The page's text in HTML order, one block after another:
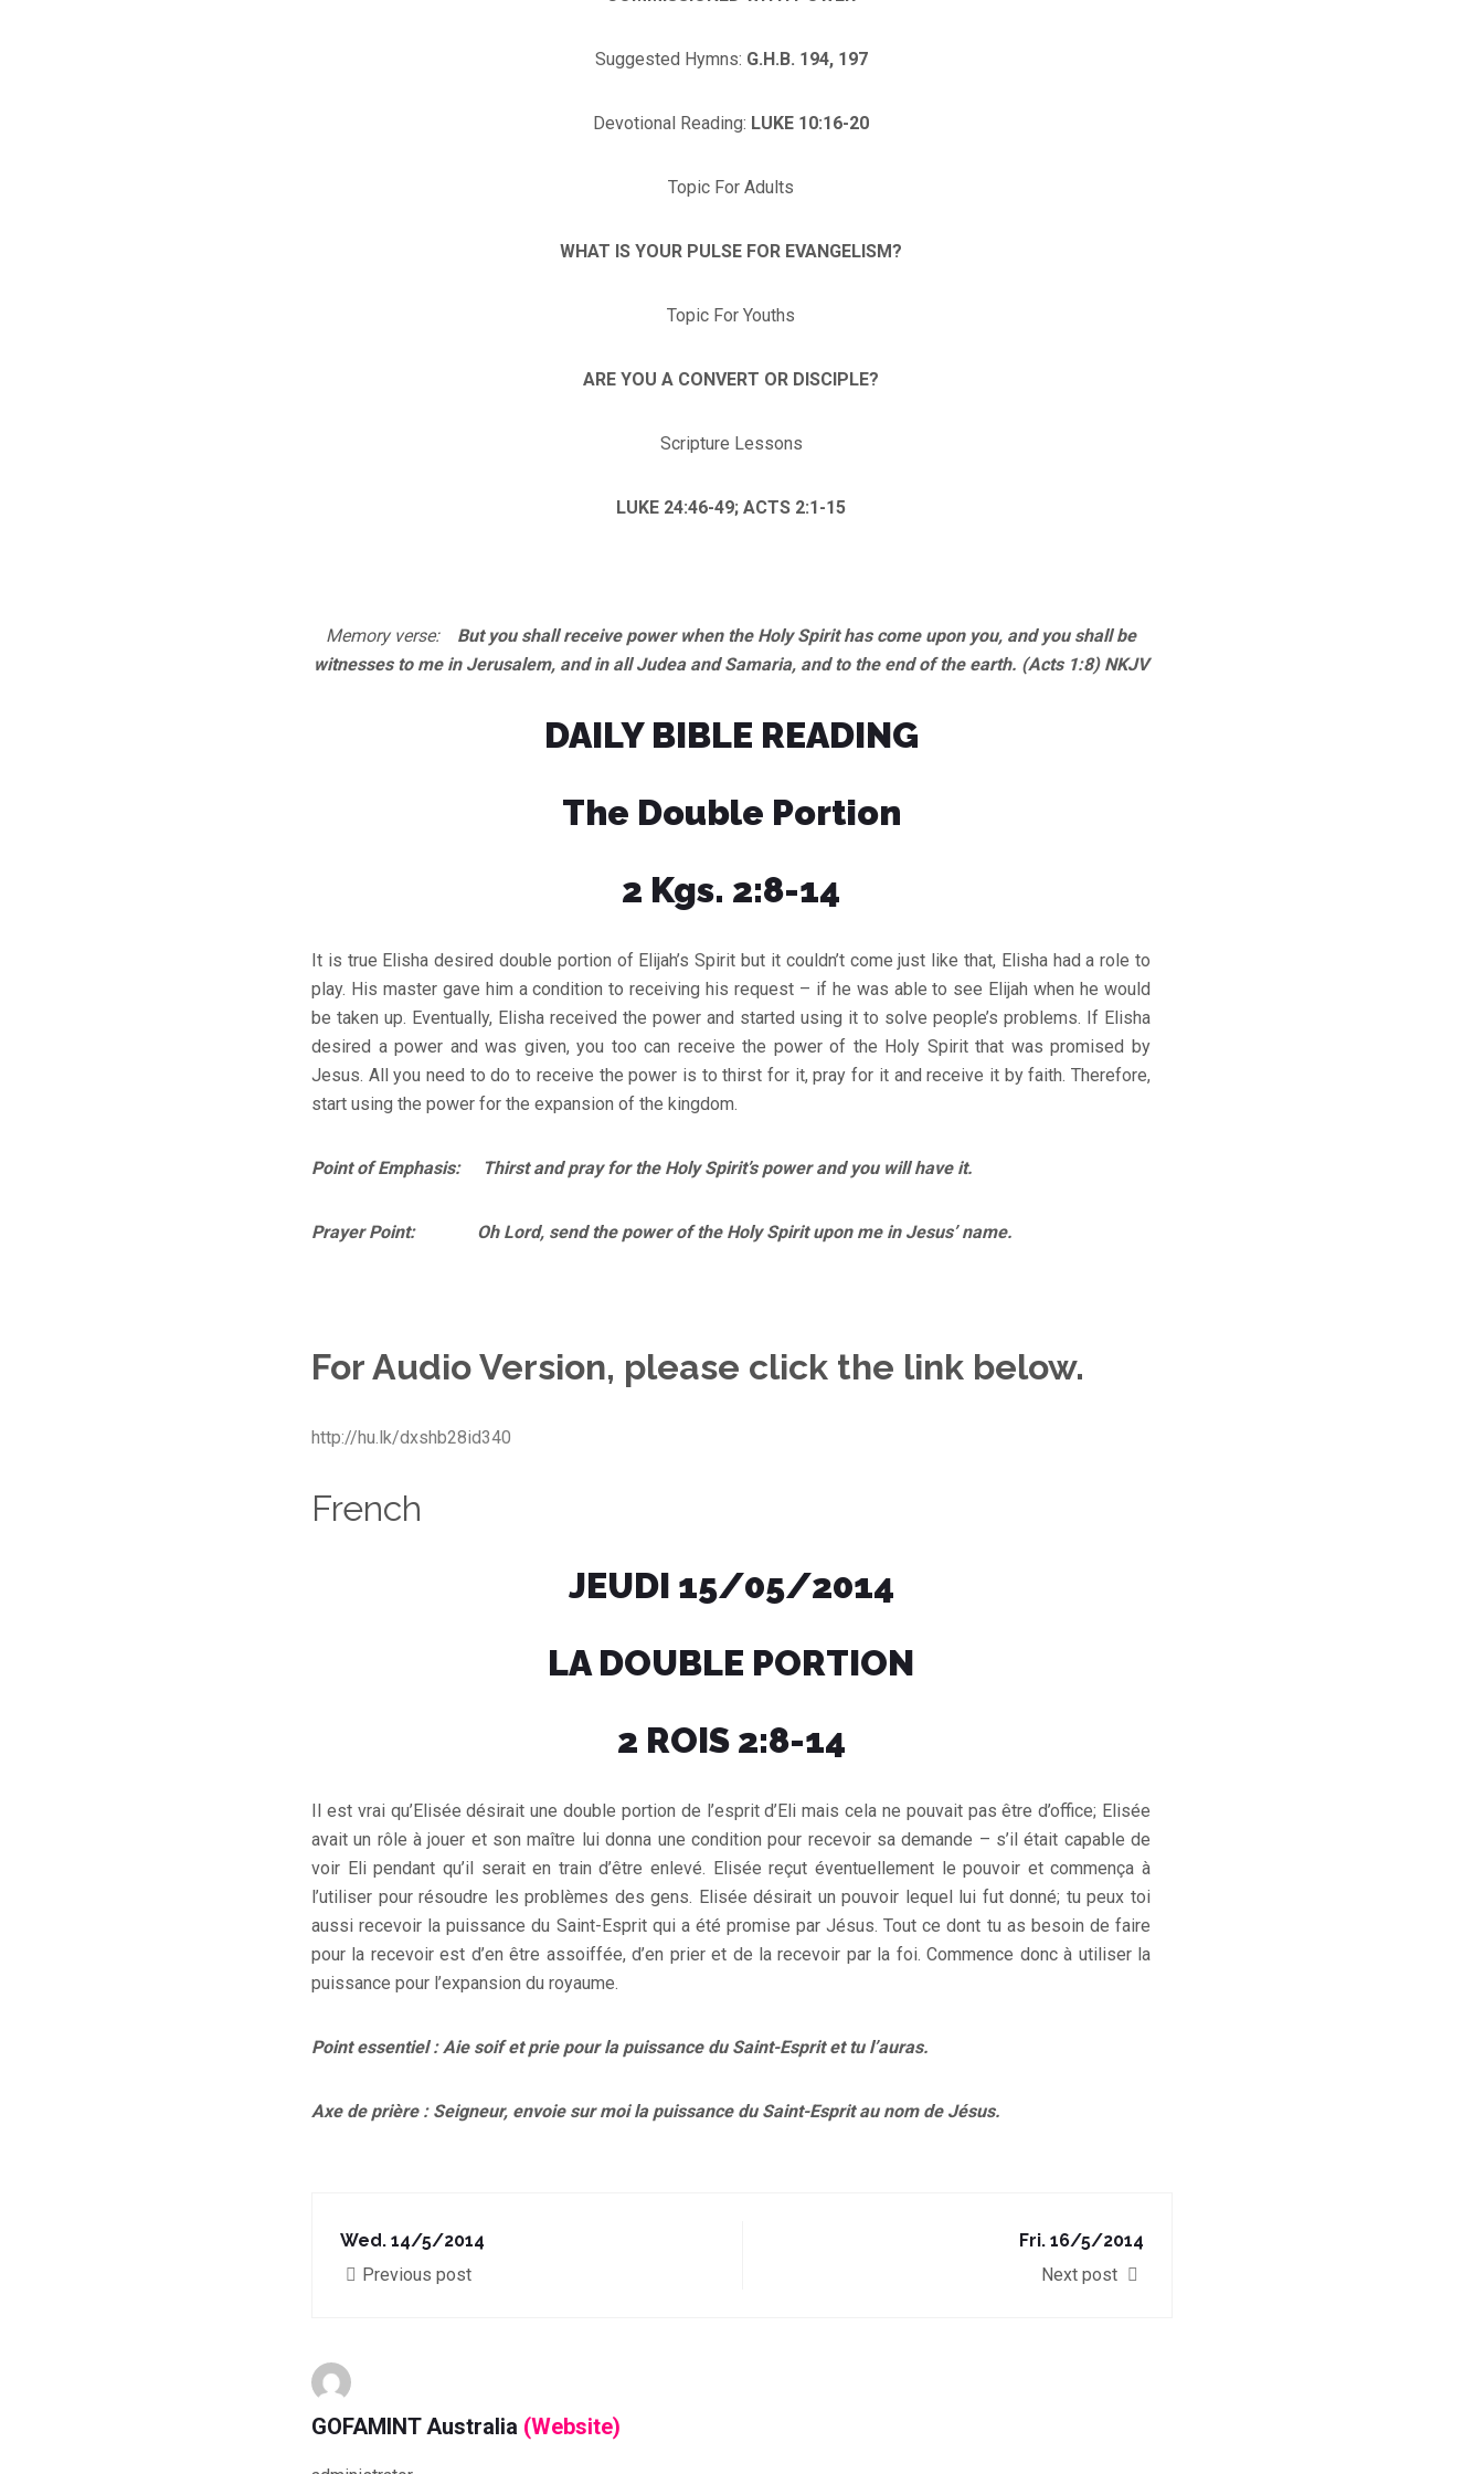
Suggested Hymns: G.H.B. 194, 197
Devotional Reading: LUKE 10:16-20
Topic For Adults
WHAT IS YOUR PULSE FOR EVANGELISM?
Topic For Youths
ARE YOU A CONVERT OR DISCIPLE?
Scripture Lessons
LUKE 24:46-49; ACTS 2:1-15
Memory verse:But you shall receive power when the Holy Spirit has come upon you, and you shall be
witnesses to me in Jerusalem, and in all Judea and Samaria, and to the end of the earth. (Acts 1:8) NKJV
DAILY BIBLE READING
The Double Portion
2 Kgs. 2:8-14
It is true Elisha desired double portion of Elijah’s Spirit but it couldn’t come just like that, Elisha had a role to
play. His master gave him a condition to receiving his request – if he was able to see Elijah when he would
be taken up. Eventually, Elisha received the power and started using it to solve people’s problems. If Elisha
desired a power and was given, you too can receive the power of the Holy Spirit that was promised by
Jesus. All you need to do to receive the power is to thirst for it, pray for it and receive it by faith. Therefore,
start using the power for the expansion of the kingdom.
Point of Emphasis: Thirst and pray for the Holy Spirit’s power and you will have it.
Prayer Point: Oh Lord, send the power of the Holy Spirit upon me in Jesus’ name.
For Audio Version, please click the link below.
http://hu.lk/dxshb28id340
French
JEUDI 15/05/2014
LA DOUBLE PORTION
2 ROIS 2:8-14
Il est vrai qu’Elisée désirait une double portion de l’esprit d’Eli mais cela ne pouvait pas être d’office; Elisée
avait un rôle à jouer et son maître lui donna une condition pour recevoir sa demande – s’il était capable de
voir Eli pendant qu’il serait en train d’être enlevé. Elisée reçut éventuellement le pouvoir et commença à
l’utiliser pour résoudre les problèmes des gens. Elisée désirait un pouvoir lequel lui fut donné; tu peux toi
aussi recevoir la puissance du Saint-Esprit qui a été promise par Jésus. Tout ce dont tu as besoin de faire
pour la recevoir est d’en être assoiffée, d’en prier et de la recevoir par la foi. Commence donc à utiliser la
puissance pour l’expansion du royaume.
Point essentiel : Aie soif et prie pour la puissance du Saint-Esprit et tu l’auras.
Axe de prière : Seigneur, envoie sur moi la puissance du Saint-Esprit au nom de Jésus.
Wed. 14/5/2014
Previous post
Fri. 16/5/2014
Next post
GOFAMINT Australia (Website)